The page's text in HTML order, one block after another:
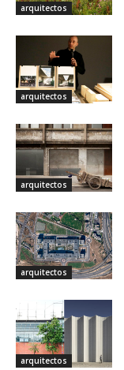
arquitectos
arquitectos
arquitectos
arquitectos
arquitectos